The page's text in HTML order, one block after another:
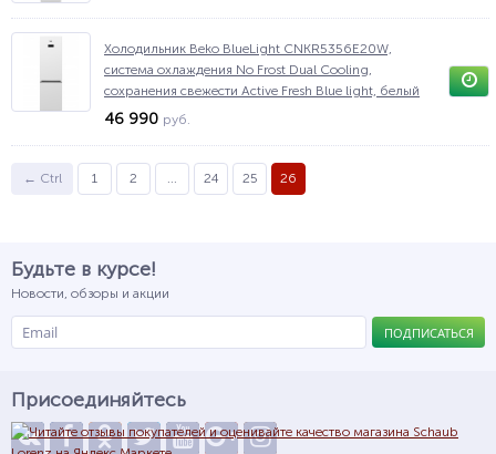
Холодильник Beko BlueLight CNKR5356E20W,
система охлаждения No Frost Dual Cooling,
сохранения свежести Active Fresh Blue light, белый
46 990 руб.
← Ctrl 1 2 ... 24 25 26
Будьте в курсе!
Новости, обзоры и акции
ПОДПИСАТЬСЯ
Присоединяйтесь